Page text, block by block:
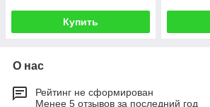
Купить
О нас
Рейтинг не сформирован
Менее 5 отзывов за последний год